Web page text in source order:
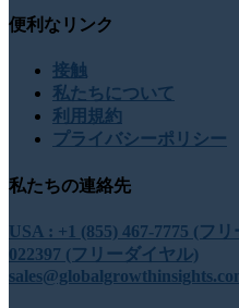
便利なリンク
接触
私たちについて
利用規約
プライバシーポリシー
私たちの連絡先
USA : +1 (855) 467-7775 (フ
022397 (フリーダイヤル)